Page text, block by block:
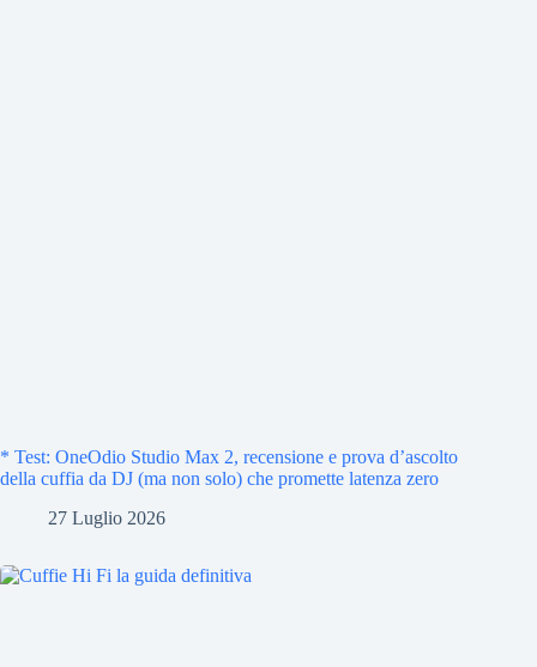
* Test: OneOdio Studio Max 2, recensione e prova d’ascolto
della cuffia da DJ (ma non solo) che promette latenza zero
27 Luglio 2026